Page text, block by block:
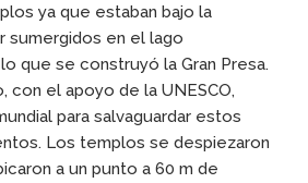
ya que estaban bajo la
sumergidos en el lago
que se construyó la Gran Presa.
con el apoyo de la UNESCO,
para salvaguardar estos
Los templos se despiezaron
a un punto a 60 m de